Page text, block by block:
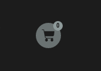
0
Carrito